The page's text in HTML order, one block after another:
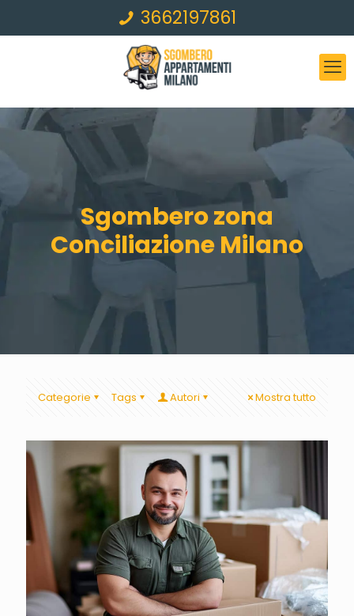
3662197861
Sgombero zona
Conciliazione Milano
Categorie Tags Autori Mostra tutto